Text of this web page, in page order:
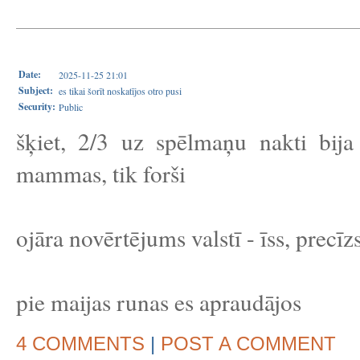
Date: 2025-11-25 21:01
Subject: es tikai šorīt noskatījos otro pusi
Security: Public
šķiet, 2/3 uz spēlmaņu nakti
mammas, tik forši
ojāra novērtējums valstī - īss,
pie maijas runas es apraudājos
4 COMMENTS | POST A COMMENT